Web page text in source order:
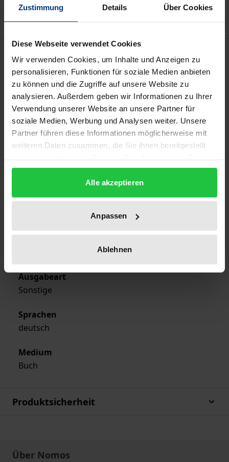
Zustimmung Details Über Cookies
Diese Webseite verwendet Cookies
Wir verwenden Cookies, um Inhalte und Anzeigen zu
personalisieren, Funktionen für soziale Medien anbieten
zu können und die Zugriffe auf unsere Website zu
analysieren. Außerdem geben wir Informationen zu Ihrer
Verwendung unserer Website an unsere Partner für
soziale Medien, Werbung und Analysen weiter. Unsere
Partner führen diese Informationen möglicherweise mit
weiteren Daten zusammen, die Sie ihnen bereitgestellt
gesammelt haben.
Alle akzeptieren
Anpassen
Ablehnen
Auflage
1
ISBN
978-3-7890-9013-4
Erscheinungsjahr
Ausgabeart
Sonstige
Sprachen
deutsch
Medium
Buch
Produktsicherheit
Über Nomos